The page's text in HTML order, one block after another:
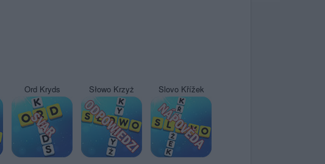
Ord Kryds Słowo Krzyż Slovo Křížek